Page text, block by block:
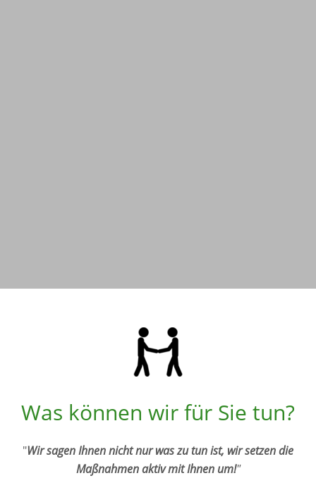
Was können wir für Sie tun?
"Wir sagen Ihnen nicht nur was zu tun ist, wir setzen die
Maßnahmen aktiv mit Ihnen um!"